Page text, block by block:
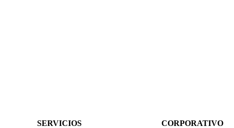
SERVICIOS CORPORATIVO